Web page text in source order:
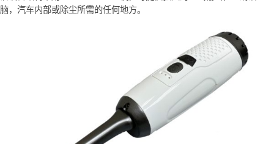
脑，汽车内部或除尘所需的任何地方。